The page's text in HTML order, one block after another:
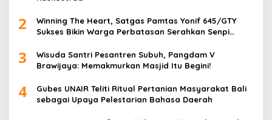
2
Winning The Heart, Satgas Pamtas Yonif 645/GTY
Sukses Bikin Warga Perbatasan Serahkan Senpi
3
Wisuda Santri Pesantren Subuh, Pangdam V
Brawijaya: Memakmurkan Masjid Itu Begini!
4
Gubes UNAIR Teliti Ritual Pertanian Masyarakat Bali
sebagai Upaya Pelestarian Bahasa Daerah